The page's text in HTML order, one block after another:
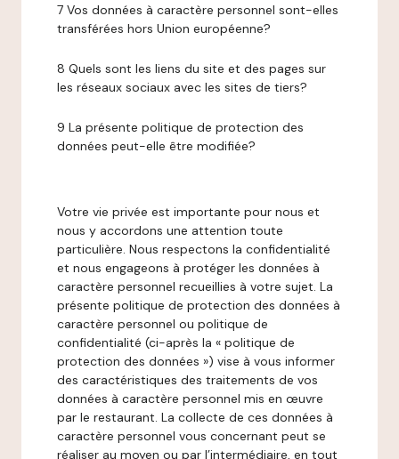
7 Vos données à caractère personnel sont-elles
transférées hors Union européenne?
8 Quels sont les liens du site et des pages sur
les réseaux sociaux avec les sites de tiers?
9 La présente politique de protection des
données peut-elle être modifiée?
Votre vie privée est importante pour nous et
nous y accordons une attention toute
particulière. Nous respectons la confidentialité
et nous engageons à protéger les données à
caractère personnel recueillies à votre sujet. La
présente politique de protection des données à
caractère personnel ou politique de
confidentialité (ci-après la « politique de
protection des données ») vise à vous informer
des caractéristiques des traitements de vos
données à caractère personnel mis en œuvre
par le restaurant. La collecte de ces données à
caractère personnel vous concernant peut se
réaliser au moyen ou par l’intermédiaire, en tout